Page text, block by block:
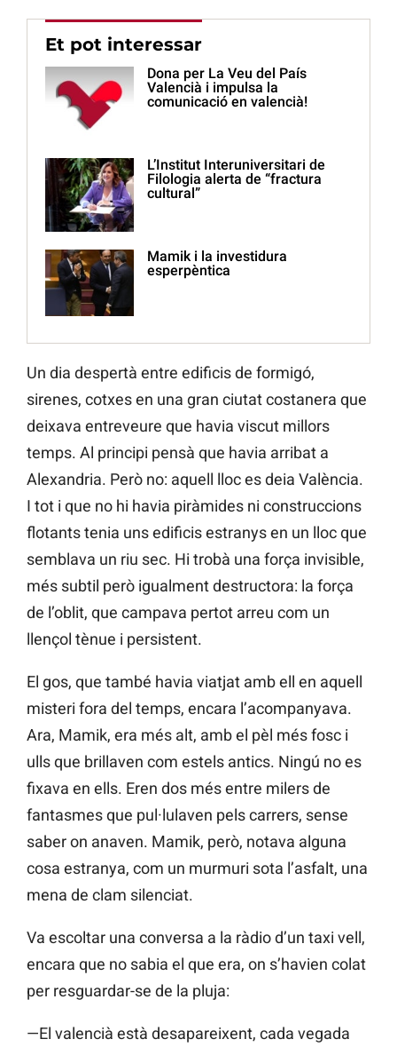
Et pot interessar
Dona per La Veu del País
Valencià i impulsa la
comunicació en valencià!
L’Institut Interuniversitari de
Filologia alerta de “fractura
cultural”
Mamik i la investidura
esperpèntica
Un dia despertà entre edificis de formigó,
sirenes, cotxes en una gran ciutat costanera que
deixava entreveure que havia viscut millors
temps. Al principi pensà que havia arribat a
Alexandria. Però no: aquell lloc es deia València.
I tot i que no hi havia piràmides ni construccions
flotants tenia uns edificis estranys en un lloc que
semblava un riu sec. Hi trobà una força invisible,
més subtil però igualment destructora: la força
de l’oblit, que campava pertot arreu com un
llençol tènue i persistent.
El gos, que també havia viatjat amb ell en aquell
misteri fora del temps, encara l’acompanyava.
Ara, Mamik, era més alt, amb el pèl més fosc i
ulls que brillaven com estels antics. Ningú no es
fixava en ells. Eren dos més entre milers de
fantasmes que pul·lulaven pels carrers, sense
saber on anaven. Mamik, però, notava alguna
cosa estranya, com un murmuri sota l’asfalt, una
mena de clam silenciat.
Va escoltar una conversa a la ràdio d’un taxi vell,
encara que no sabia el que era, on s’havien colat
per resguardar-se de la pluja:
—El valencià està desapareixent, cada vegada